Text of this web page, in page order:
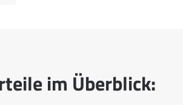
im Überblick: